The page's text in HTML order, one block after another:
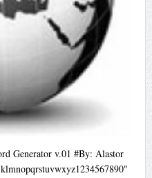
Generator v.01 #By: Alastor